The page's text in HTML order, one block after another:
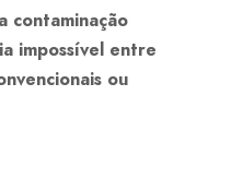
contaminação
impossível entre
ou